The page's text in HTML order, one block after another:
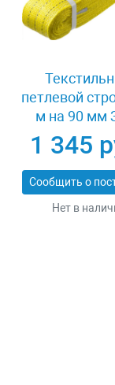
петлевой
м на 90 мм
43553-3-3
1 345
Нет в